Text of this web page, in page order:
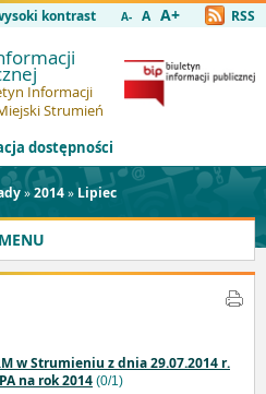
kontrast A- A A+ RSS
Informacji
Strumień
dostępności
»2014»Lipiec
MENU
w Strumieniu z dnia 29.07.2014 r.
na rok 2014 (0/1)